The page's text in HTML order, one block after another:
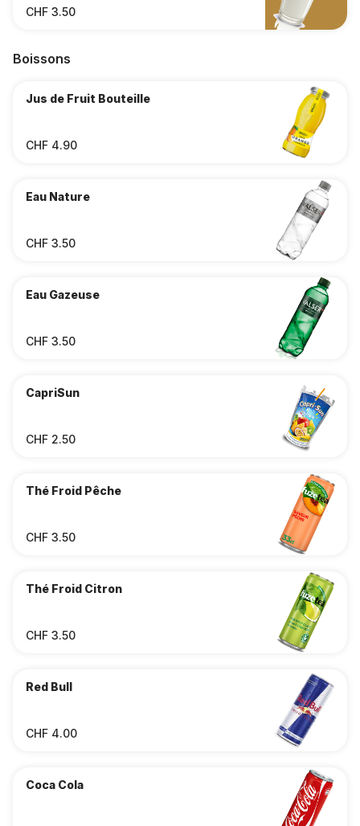
CHF 3.50
Boissons
Jus de Fruit Bouteille
CHF 4.90
Eau Nature
CHF 3.50
Eau Gazeuse
CHF 3.50
CapriSun
CHF 2.50
Thé Froid Pêche
CHF 3.50
Thé Froid Citron
CHF 3.50
Red Bull
CHF 4.00
Coca Cola